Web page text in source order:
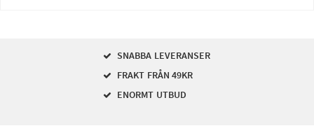
SNABBA LEVERANSER
FRAKT FRÅN 49KR
ENORMT UTBUD